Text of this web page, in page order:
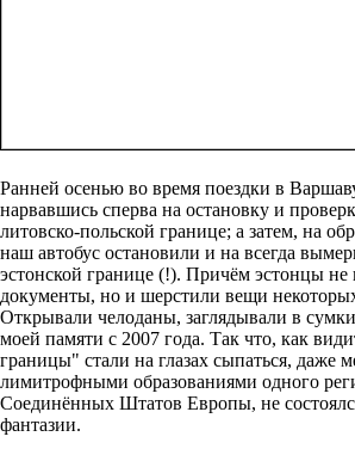
Ранней осенью во время поездки в
нарвавшись сперва на остановку и
литовско-польской границе; а затем, на
наш автобус остановили и на всегда
эстонской границе (!). Причём эстонцы не
документы, но и шерстили вещи
Открывали челоданы, заглядывали в
моей памяти с 2007 года. Так что, как
границы" стали на глазах сыпаться, даже
лимитрофными образованиями одного
Соединённых Штатов Европы, не
фантазии.